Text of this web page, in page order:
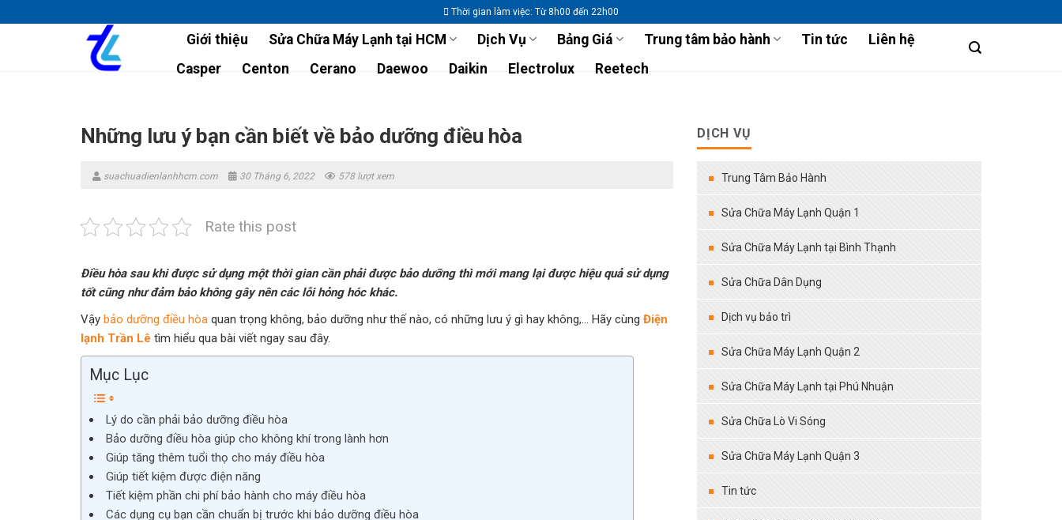
to
Thời gian làm việc: Từ 8h00 đến 22h00
Giới thiệu Sửa Chữa Máy Lạnh tại HCM Dịch Vụ Bảng Giá Trung tâm bảo hành Tin tức
Liên hệ
Casper
Centon Cerano Daewoo Daikin Electrolux Reetech
Những lưu ý bạn cần biết về bảo dưỡng điều hòa
suachuadienlanhhcm.com 30 Tháng 6, 2022 578 lượt xem
Rate this post
Điều hòa sau khi được sử dụng một thời gian cần phải được bảo dưỡng thì mới mang lại được hiệu quả sử dụng
tốt cũng như đảm bảo không gây nên các lỗi hỏng hóc khác.
Vậy bảo dưỡng điều hòa quan trọng không, bảo dưỡng như thế nào, có những lưu ý gì hay không,… Hãy cùng Điện
lạnh Trần Lê tìm hiểu qua bài viết ngay sau đây.
Mục Lục
Lý do cần phải bảo dưỡng điều hòa
Bảo dưỡng điều hòa giúp cho không khí trong lành hơn
Giúp tăng thêm tuổi thọ cho máy điều hòa
Giúp tiết kiệm được điện năng
Tiết kiệm phần chi phí bảo hành cho máy điều hòa
Các dụng cụ bạn cần chuẩn bị trước khi bảo dưỡng điều hòa
DỊCH VỤ
Trung Tâm Bảo Hành
Sửa Chữa Máy Lạnh Quận 1
Sửa Chữa Máy Lạnh tại Bình Thạnh
Sửa Chữa Dân Dụng
Dịch vụ bảo trì
Sửa Chữa Máy Lạnh Quận 2
Sửa Chữa Máy Lạnh tại Phú Nhuận
Sửa Chữa Lò Vi Sóng
Sửa Chữa Máy Lạnh Quận 3
Tin tức